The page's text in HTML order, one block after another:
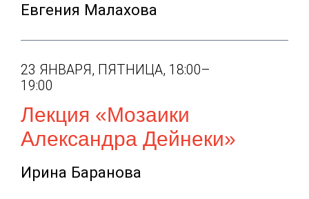
Евгения Малахова
23 ЯНВАРЯ, ПЯТНИЦА, 18:00–
19:00
Лекция «Мозаики
Александра Дейнеки»
Ирина Баранова